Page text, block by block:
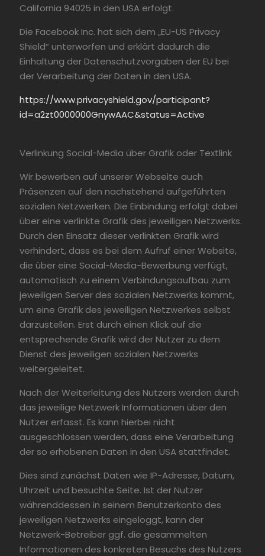
California 94025 in den USA erfolgt.
Die Facebook Inc. hat sich dem „EU-US Privacy
Shield“ unterworfen und erklärt dadurch die
Einhaltung der Datenschutzvorgaben der EU bei
der Verarbeitung der Daten in den USA.
https://www.privacyshield.gov/participant?
id=a2zt0000000GnywAAC&status=Active
Verlinkung Social-Media über Grafik oder Textlink
Wir bewerben auf unserer Webseite auch
Präsenzen auf den nachstehend aufgeführten
sozialen Netzwerken. Die Einbindung erfolgt dabei
über eine verlinkte Grafik des jeweiligen Netzwerks.
Durch den Einsatz dieser verlinkten Grafik wird
verhindert, dass es bei dem Aufruf einer Website,
die über eine Social-Media-Bewerbung verfügt,
automatisch zu einem Verbindungsaufbau zum
jeweiligen Server des sozialen Netzwerks kommt,
um eine Grafik des jeweiligen Netzwerkes selbst
darzustellen. Erst durch einen Klick auf die
entsprechende Grafik wird der Nutzer zu dem
Dienst des jeweiligen sozialen Netzwerks
weitergeleitet.
Nach der Weiterleitung des Nutzers werden durch
das jeweilige Netzwerk Informationen über den
Nutzer erfasst. Es kann hierbei nicht
ausgeschlossen werden, dass eine Verarbeitung
der so erhobenen Daten in den USA stattfindet.
Dies sind zunächst Daten wie IP-Adresse, Datum,
Uhrzeit und besuchte Seite. Ist der Nutzer
währenddessen in seinem Benutzerkonto des
jeweiligen Netzwerks eingeloggt, kann der
Netzwerk-Betreiber ggf. die gesammelten
Informationen des konkreten Besuchs des Nutzers